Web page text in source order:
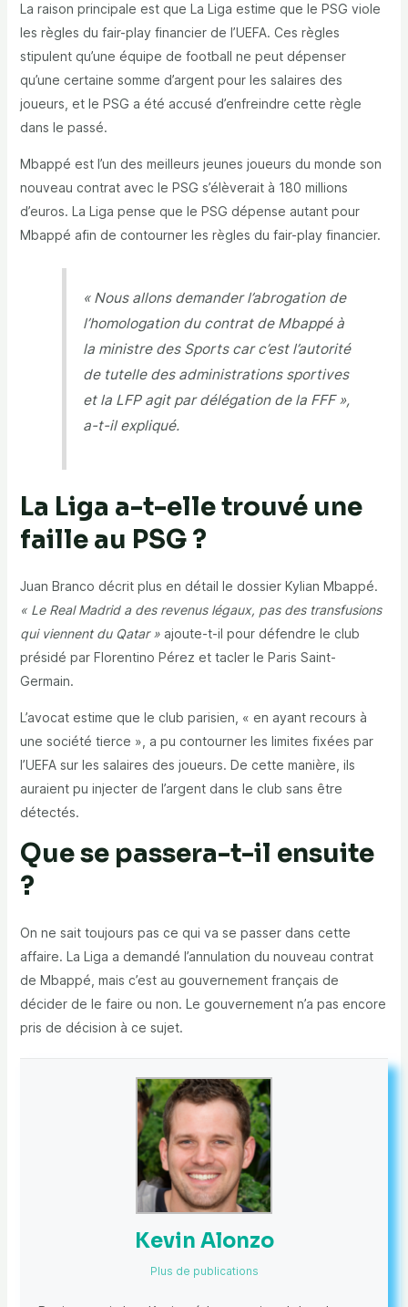
La raison principale est que La Liga estime que le PSG viole
les règles du fair-play financier de l’UEFA. Ces règles
stipulent qu’une équipe de football ne peut dépenser
qu’une certaine somme d’argent pour les salaires des
joueurs, et le PSG a été accusé d’enfreindre cette règle
dans le passé.
Mbappé est l’un des meilleurs jeunes joueurs du monde son
nouveau contrat avec le PSG s’élèverait à 180 millions
d’euros. La Liga pense que le PSG dépense autant pour
Mbappé afin de contourner les règles du fair-play financier.
« Nous allons demander l’abrogation de
l’homologation du contrat de Mbappé à
la ministre des Sports car c’est l’autorité
de tutelle des administrations sportives
et la LFP agit par délégation de la FFF »,
a-t-il expliqué.
La Liga a-t-elle trouvé une
faille au PSG ?
Juan Branco décrit plus en détail le dossier Kylian Mbappé.
« Le Real Madrid a des revenus légaux, pas des transfusions
qui viennent du Qatar »ajoute-t-il pour défendre le club
présidé par Florentino Pérez et tacler le Paris Saint-
Germain.
L’avocat estime que le club parisien, « en ayant recours à
une société tierce », a pu contourner les limites fixées par
l’UEFA sur les salaires des joueurs. De cette manière, ils
auraient pu injecter de l’argent dans le club sans être
détectés.
Que se passera-t-il ensuite
?
On ne sait toujours pas ce qui va se passer dans cette
affaire. La Liga a demandé l’annulation du nouveau contrat
de Mbappé, mais c’est au gouvernement français de
décider de le faire ou non. Le gouvernement n’a pas encore
pris de décision à ce sujet.
Kevin Alonzo
Plus de publications